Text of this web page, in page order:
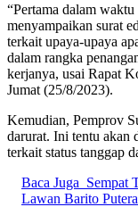
“Pertama dalam
menyampaikan surat
terkait upaya-upaya
dalam rangka
kerjanya, usai Rapat
Jumat (25/8/2023).
Kemudian, Pemprov
darurat. Ini tentu akan
terkait status tanggap
Baca Juga Sempat
Lawan Barito Putera